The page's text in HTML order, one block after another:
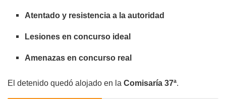
Atentado y resistencia a la autoridad
Lesiones en concurso ideal
Amenazas en concurso real
El detenido quedó alojado en la Comisaría 37ª.